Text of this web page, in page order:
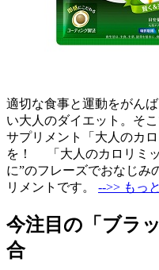
適切な食事と運動をがん
い大人のダイエット。そ
サプリメント「大人のカ
を！ 「大人のカロリミ
に”のフレーズでおなじみ
リメントです。 -->> もっ
今注目の「ブラ
合